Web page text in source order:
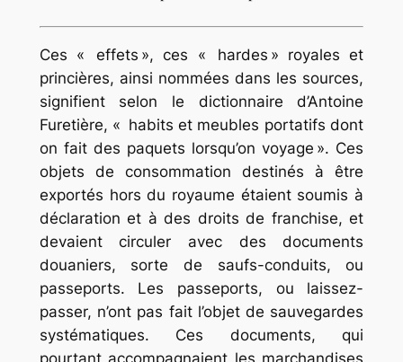
Ces « effets », ces « hardes » royales et
princières, ainsi nommées dans les sources,
signifient selon le dictionnaire d’Antoine
Furetière, « habits et meubles portatifs dont
on fait des paquets lorsqu’on voyage ». Ces
objets de consommation destinés à être
exportés hors du royaume étaient soumis à
déclaration et à des droits de franchise, et
devaient circuler avec des documents
douaniers, sorte de saufs-conduits, ou
passeports. Les passeports, ou laissez-
passer, n’ont pas fait l’objet de sauvegardes
systématiques. Ces documents, qui